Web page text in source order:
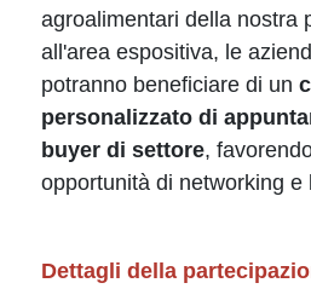
agroalimentari della nostra
all'area espositiva, le
potranno beneficiare di un
personalizzato di
buyer di settore,
opportunità di networking e
Dettagli della